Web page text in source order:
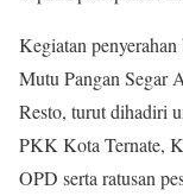
Kegiatan
Mutu Pangan Segar
Resto, turut dihadiri
PKK Kota Ternate,
OPD serta ratusan